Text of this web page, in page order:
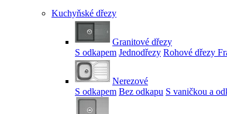
Kuchyňské dřezy
Granitové dřezy
S odkapem Jednodřezy Rohové dřezy
Nerezové
S odkapem Bez odkapu S vaničkou a